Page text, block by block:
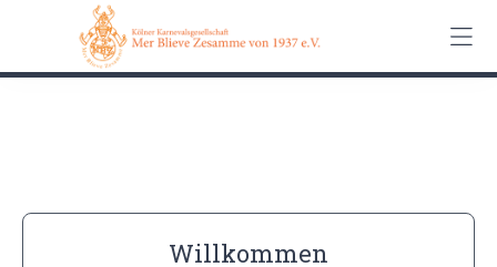
0162 90 650 62
Willkommen